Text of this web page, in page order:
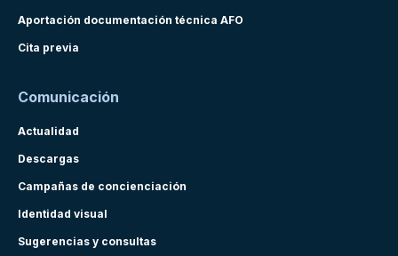
Aportación documentación técnica AFO
Cita previa
Comunicación
Actualidad
Descargas
Campañas de concienciación
Identidad visual
Sugerencias y consultas